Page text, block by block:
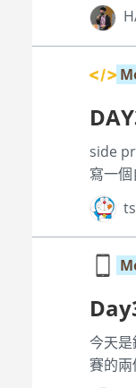
side
寫一
今天
賽的